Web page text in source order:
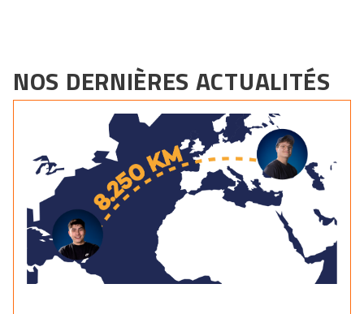
NOS DERNIÈRES ACTUALITÉS